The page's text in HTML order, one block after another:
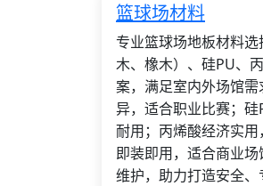
篮球场材料
专业篮球场地板材料
木、橡木）、硅PU、
案，满足室内外场馆
异，适合职业比赛；
耐用；丙烯酸经济实
即装即用，适合商业
维护，助力打造安全、